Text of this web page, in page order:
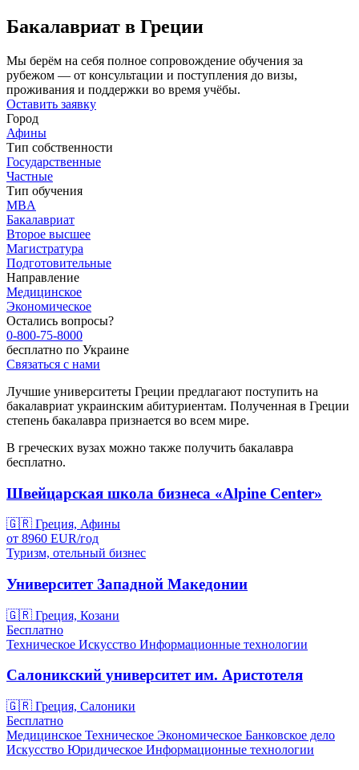
Бакалавриат в Греции
Мы берём на себя полное сопровождение обучения за
рубежом — от консультации и поступления до визы,
проживания и поддержки во время учёбы.
Оставить заявку
Город
Афины
Тип собственности
Государственные
Частные
Тип обучения
MBA
Бакалавриат
Второе высшее
Магистратура
Подготовительные
Направление
Медицинское
Экономическое
Остались вопросы?
0-800-75-8000
бесплатно по Украине
Связаться с нами
Лучшие университеты Греции предлагают поступить на
бакалавриат украинским абитуриентам. Полученная в Греции
степень бакалавра признается во всем мире.
В греческих вузах можно также получить бакалавра
бесплатно.
Швейцарская школа бизнеса «Alpine Center»
🇬🇷 Греция, Афины
от 8960 EUR/год
Туризм, отельный бизнес
Университет Западной Македонии
🇬🇷 Греция, Козани
Бесплатно
Техническое Искусство Информационные технологии
Салоникский университет им. Аристотеля
🇬🇷 Греция, Салоники
Бесплатно
Медицинское Техническое Экономическое Банковское дело
Искусство Юридическое Информационные технологии